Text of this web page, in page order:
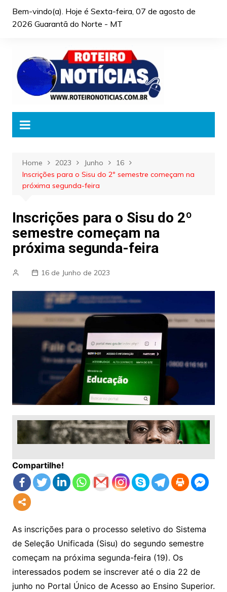
Bem-vindo(a). Hoje é Sexta-feira, 07 de agosto de
2026 Guarantã do Norte - MT
Home 2023 Junho
16
Inscrições para o Sisu do 2º semestre começam na
próxima segunda-feira
Inscrições para o Sisu do 2º
semestre começam na
próxima segunda-feira
16 de Junho de 2023
Compartilhe!
As inscrições para o processo seletivo do Sistema
de Seleção Unificada (Sisu) do segundo semestre
começam na próxima segunda-feira (19). Os
interessados podem se inscrever até o dia 22 de
junho no Portal Único de Acesso ao Ensino Superior.